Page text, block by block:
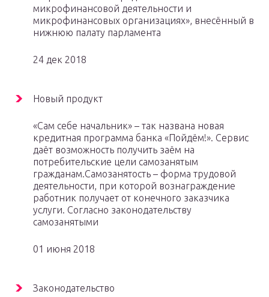
микрофинансовой деятельности и
микрофинансовых организациях», внесённый в
нижнюю палату парламента
24 дек 2018
Новый продукт
«Сам себе начальник» – так названа новая
кредитная программа банка «Пойдём!». Сервис
даёт возможность получить заём на
потребительские цели самозанятым
гражданам.Самозанятость – форма трудовой
деятельности, при которой вознаграждение
работник получает от конечного заказчика
услуги. Согласно законодательству
самозанятыми
01 июня 2018
Законодательство